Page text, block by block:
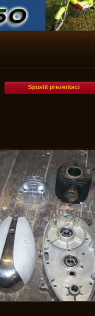
Spustit prezentaci